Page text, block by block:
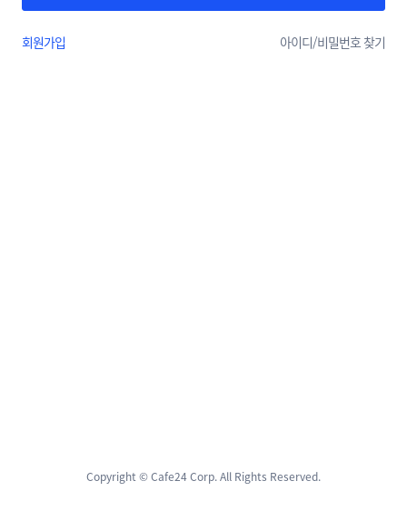
회원가입 아이디/비밀번호 찾기
Copyright © Cafe24 Corp. All Rights Reserved.